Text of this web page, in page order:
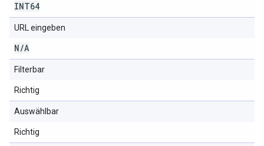
INT64
URL eingeben
N/A
Filterbar
Richtig
Auswählbar
Richtig